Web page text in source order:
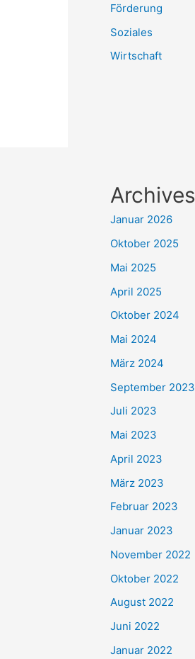
Förderung
Soziales
Wirtschaft
Archives
Januar 2026
Oktober 2025
Mai 2025
April 2025
Oktober 2024
Mai 2024
März 2024
September 2023
Juli 2023
Mai 2023
April 2023
März 2023
Februar 2023
Januar 2023
November 2022
Oktober 2022
August 2022
Juni 2022
Januar 2022